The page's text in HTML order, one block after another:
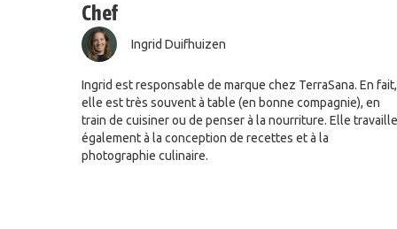
Chef
Ingrid Duifhuizen
Ingrid est responsable de marque chez TerraSana. En fait,
elle est très souvent à table (en bonne compagnie), en
train de cuisiner ou de penser à la nourriture. Elle travaille
également à la conception de recettes et à la
photographie culinaire.